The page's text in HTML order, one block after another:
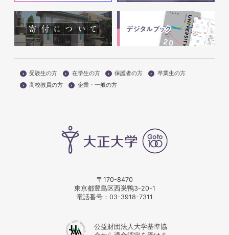
受験生の方 在学生の方 保護者の方
卒業生の方
高校教員の方
企業・一般の方
〒170-8470
東京都豊島区西巣鴨3-20-1
電話番号： 03-3918-7311
公益財団法人大学基準協